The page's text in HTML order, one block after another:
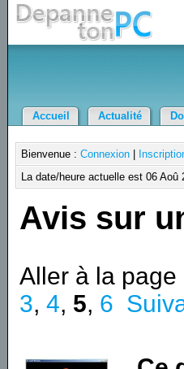
Accueil Actualité
Bienvenue :Connexion
La date/heure actuelle est 06 Aoû
Avis sur
Aller à la page
3,4, 5, 6